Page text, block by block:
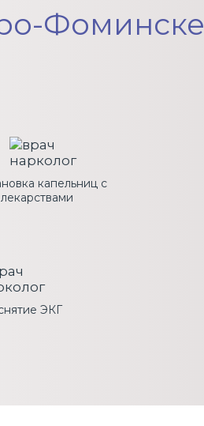
Фоминске
ЭКГ
капельниц с
лекарствами